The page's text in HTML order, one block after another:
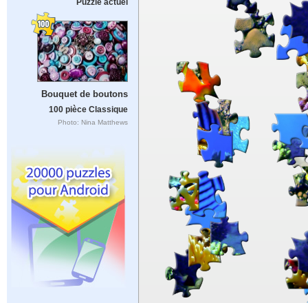
Puzzle actuel
Bouquet de boutons
100 pièce Classique
Photo: Nina Matthews